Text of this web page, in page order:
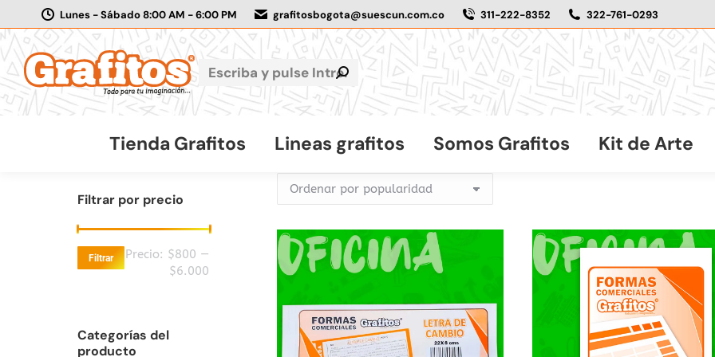
Lunes - Sábado 8:00 AM - 6:00 PM grafitosbogota@suescun.com.co 311-222-8352 322-761-0293
Tienda Grafitos Lineas grafitos Somos Grafitos Kit de Arte
Filtrar por precio
Filtrar Precio: $800 —
$6.000
Categorías del
producto